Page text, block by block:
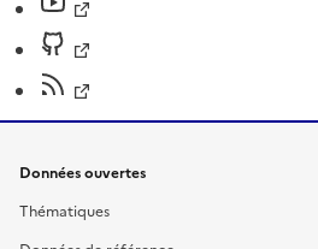
Données ouvertes
Thématiques